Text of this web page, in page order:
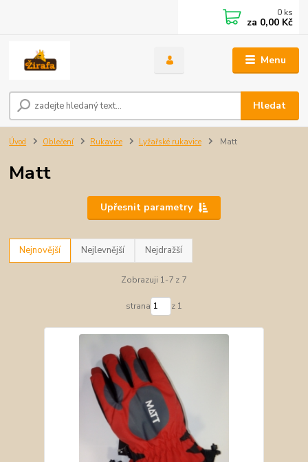
Menu
Hledat
0 ks
za 0,00 Kč
Úvod Oblečení Rukavice Lyžařské rukavice Matt
Matt
Upřesnit parametry
Nejnovější Nejlevnější Nejdražší
Zobrazuji 1-7 z 7
strana z 1